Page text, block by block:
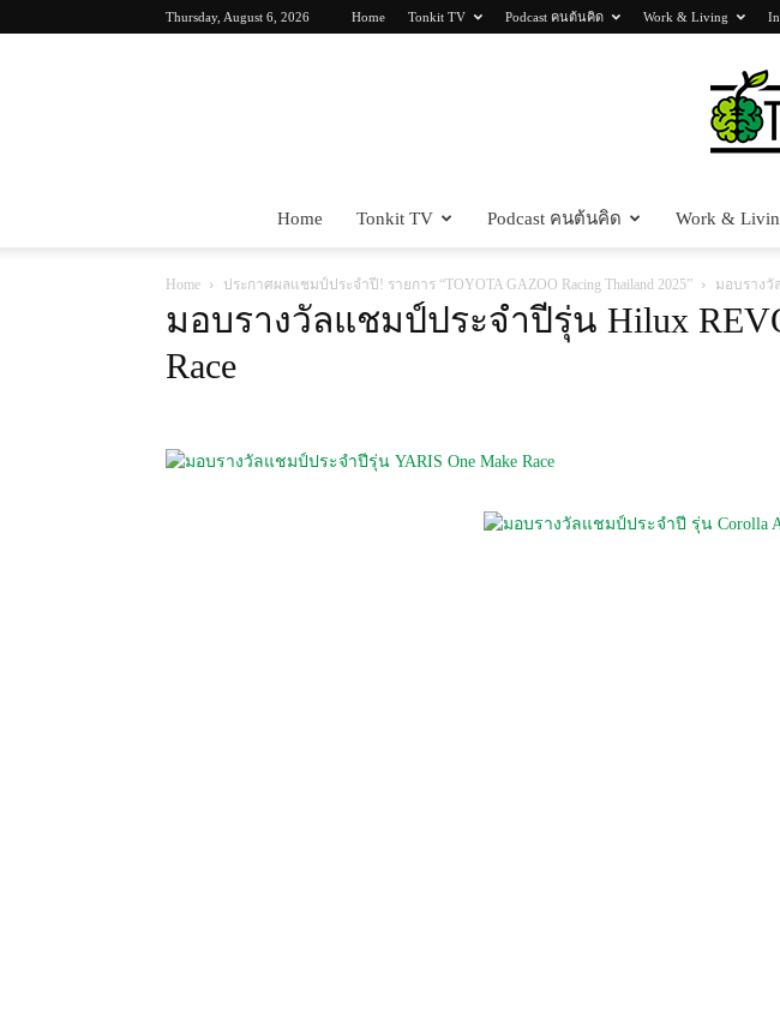
Thursday, August 6, 2026 Home Tonkit TV Podcast คนต้นคิด Work & Living
Home Tonkit TV Podcast คนต้นคิด Work &
Home ประกาศผลแชมป์ประจำปี! รายการ “TOYOTA GAZOO Racing Thailand 2025” มอบรางวั
มอบรางวัลแชมป์ประจำปีรุ่น Hilux
Race